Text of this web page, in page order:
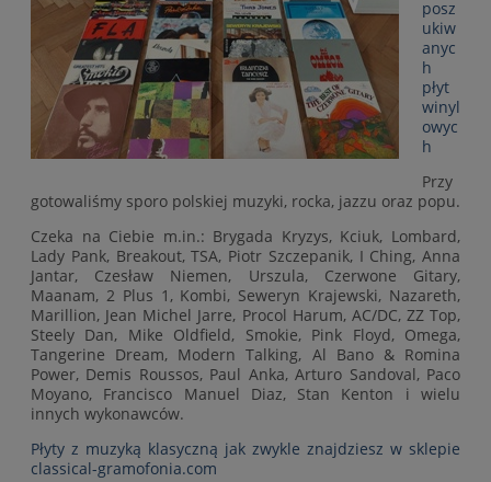
posz
ukiw
anyc
h
płyt
winyl
owyc
h
Przy
gotowaliśmy sporo polskiej muzyki, rocka, jazzu oraz popu.
Czeka na Ciebie m.in.: Brygada Kryzys, Kciuk, Lombard,
Lady Pank, Breakout, TSA, Piotr Szczepanik, I Ching, Anna
Jantar, Czesław Niemen, Urszula, Czerwone Gitary,
Maanam, 2 Plus 1, Kombi, Seweryn Krajewski, Nazareth,
Marillion, Jean Michel Jarre, Procol Harum, AC/DC, ZZ Top,
Steely Dan, Mike Oldfield, Smokie, Pink Floyd, Omega,
Tangerine Dream, Modern Talking, Al Bano & Romina
Power, Demis Roussos, Paul Anka, Arturo Sandoval, Paco
Moyano, Francisco Manuel Diaz, Stan Kenton i wielu
innych wykonawców.
Płyty z muzyką klasyczną jak zwykle znajdziesz w sklepie
classical-gramofonia.com